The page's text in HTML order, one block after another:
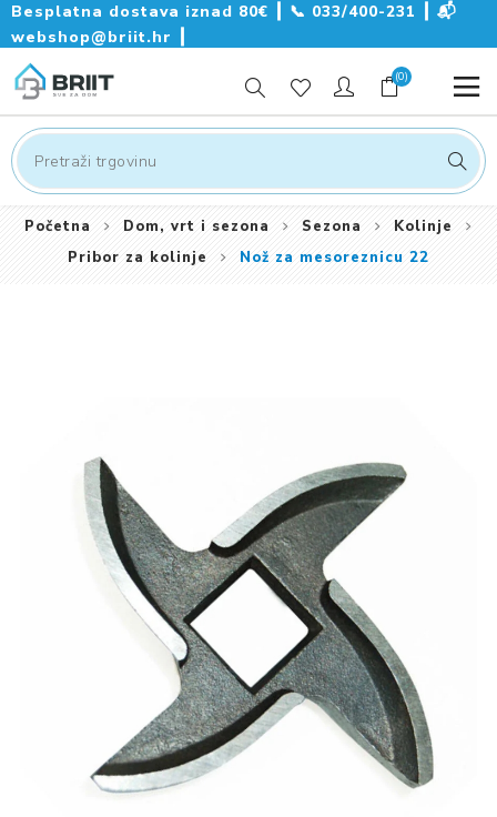
Besplatna dostava iznad 80€ ┃ 📞 033/400-231
📬
webshop@briit.hr
(0)
Početna Dom, vrt i sezona Sezona
Kolinje
Pribor za kolinje
Nož za mesoreznicu 22